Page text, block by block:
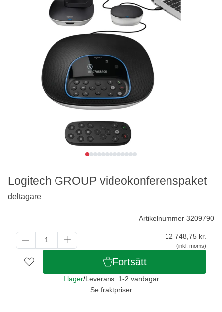
Artikelnummer 3209790
12 748,75 kr.
(inkl. moms)
Fortsätt
I lager/Leverans: 1-2 vardagar
Se fraktpriser
Logitech GROUP videokonferenspaket
deltagare